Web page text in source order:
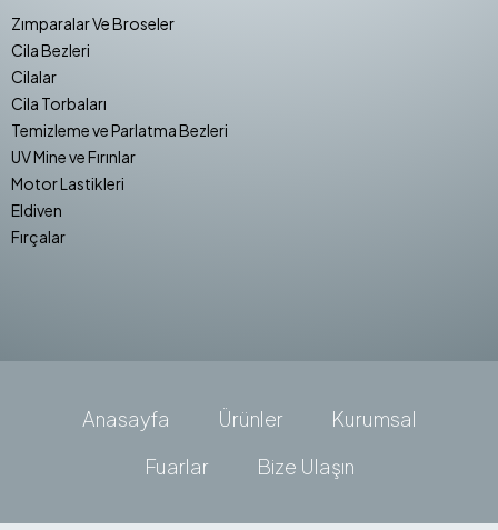
Zımparalar Ve Broseler
Cila Bezleri
Cilalar
Cila Torbaları
Temizleme ve Parlatma Bezleri
UV Mine ve Fırınlar
Motor Lastikleri
Eldiven
Fırçalar
Anasayfa Ürünler
Kurumsal
Fuarlar
Bize Ulaşın